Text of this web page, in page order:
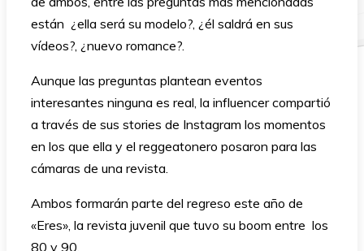
están ¿ella será su modelo?, ¿él saldrá en sus
vídeos?, ¿nuevo romance?.
Aunque las preguntas plantean eventos
interesantes ninguna es real, la influencer compartió
a través de sus stories de Instagram los momentos
en los que ella y el reggeatonero posaron para las
cámaras de una revista.
Ambos formarán parte del regreso este año de
«Eres», la revista juvenil que tuvo su boom entre los
80 y 90.